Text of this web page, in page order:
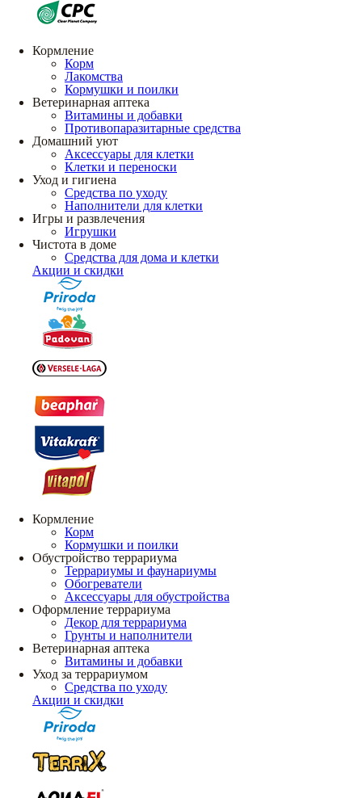
Кормление
Корм
Лакомства
Кормушки и поилки
Ветеринарная аптека
Витамины и добавки
Противопаразитарные средства
Домашний уют
Аксессуары для клетки
Клетки и переноски
Уход и гигиена
Средства по уходу
Наполнители для клетки
Игры и развлечения
Игрушки
Чистота в доме
Средства для дома и клетки
Акции и скидки
Кормление
Корм
Кормушки и поилки
Обустройство террариума
Террариумы и фаунариумы
Обогреватели
Аксессуары для обустройства
Оформление террариума
Декор для террариума
Грунты и наполнители
Ветеринарная аптека
Витамины и добавки
Уход за террариумом
Средства по уходу
Акции и скидки